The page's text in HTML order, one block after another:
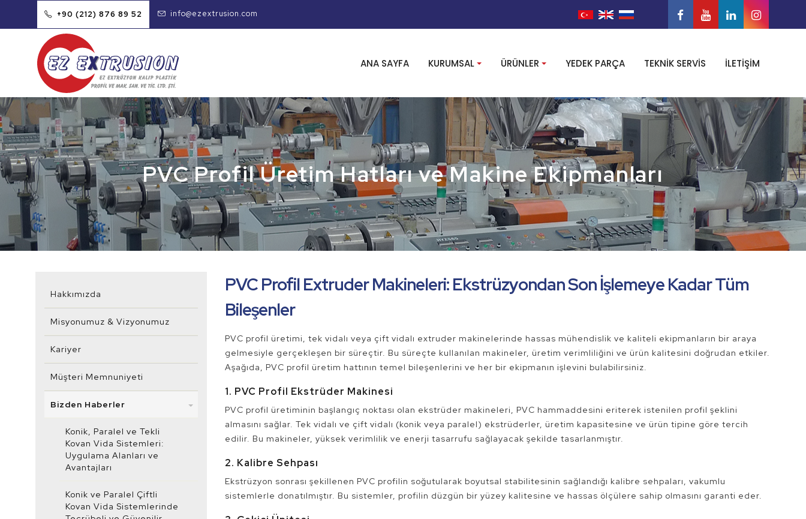
+90 (212) 876 89 52 info@ezextrusion.com
ANA SAYFA KURUMSAL ÜRÜNLER YEDEK PARÇA TEKNİK SERVİS İLETİŞİM
PVC Profil Üretim Hatları ve Makine Ekipmanları
PVC Profil Extruder Makineleri: Ekstrüzyondan Son İşlemeye Kadar Tüm
Bileşenler
PVC profil üretimi, tek vidalı veya çift vidalı extruder makinelerinde hassas mühendislik ve kaliteli ekipmanların bir araya
gelmesiyle gerçekleşen bir süreçtir. Bu süreçte kullanılan makineler, üretim verimliliğini ve ürün kalitesini doğrudan etkiler.
Aşağıda, PVC profil üretim hattının temel bileşenlerini ve her bir ekipmanın işlevini bulabilirsiniz.
1. PVC Profil Ekstrüder Makinesi
PVC profil üretiminin başlangıç noktası olan ekstrüder makineleri, PVC hammaddesini eriterek istenilen profil şeklini
almasını sağlar. Tek vidalı ve çift vidalı (konik veya paralel) ekstrüderler, üretim kapasitesine ve ürün tipine göre tercih
edilir. Bu makineler, yüksek verimlilik ve enerji tasarrufu sağlayacak şekilde tasarlanmıştır.
2. Kalibre Sehpası
Ekstrüzyon sonrası şekillenen PVC profilin soğutularak boyutsal stabilitesinin sağlandığı kalibre sehpaları, vakumlu
sistemlerle donatılmıştır. Bu sistemler, profilin düzgün bir yüzey kalitesine ve hassas ölçülere sahip olmasını garanti eder.
Hakkımızda
Misyonumuz & Vizyonumuz
Kariyer
Müşteri Memnuniyeti
Bizden Haberler
Konik, Paralel ve Tekli
Kovan Vida Sistemleri:
Uygulama Alanları ve
Avantajları
Konik ve Paralel Çiftli
Kovan Vida Sistemlerinde